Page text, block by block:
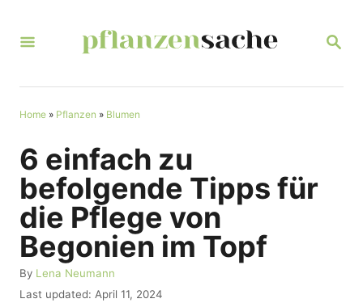
S
R
Home » Pflanzen » Blumen
6 einfach zu
befolgende Tipps für
die Pflege von
Begonien im Topf
By A
u
Lena Neumann
PLast updated: April 11, 2024